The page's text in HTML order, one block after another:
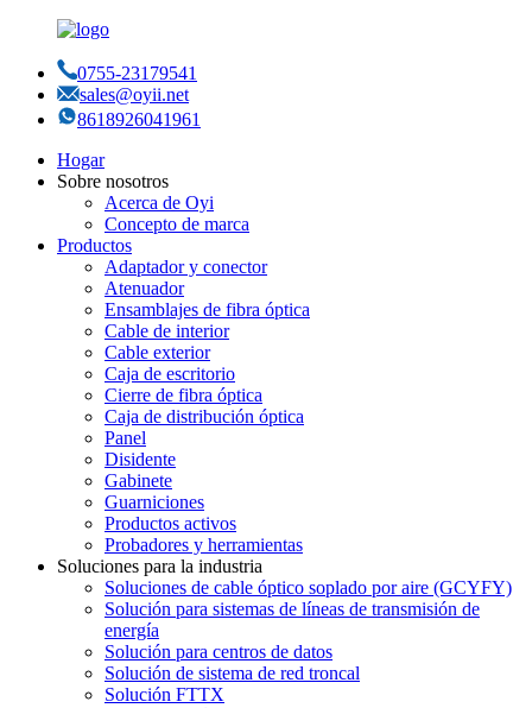
0755-23179541
sales@oyii.net
8618926041961
Hogar
Sobre nosotros
Acerca de Oyi
Concepto de marca
Productos
Adaptador y conector
Atenuador
Ensamblajes de fibra óptica
Cable de interior
Cable exterior
Caja de escritorio
Cierre de fibra óptica
Caja de distribución óptica
Panel
Disidente
Gabinete
Guarniciones
Productos activos
Probadores y herramientas
Soluciones para la industria
Soluciones de cable óptico soplado por aire (GCYFY)
Solución para sistemas de líneas de transmisión de
energía
Solución para centros de datos
Solución de sistema de red troncal
Solución FTTX